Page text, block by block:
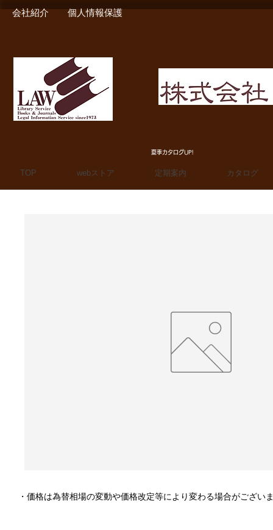
会社紹介 個人情報保護
夏季カタログUP!
TOP webストア 定期案内 カタログ
・価格は為替相場の変動や価格改定等により変わる場合がござい